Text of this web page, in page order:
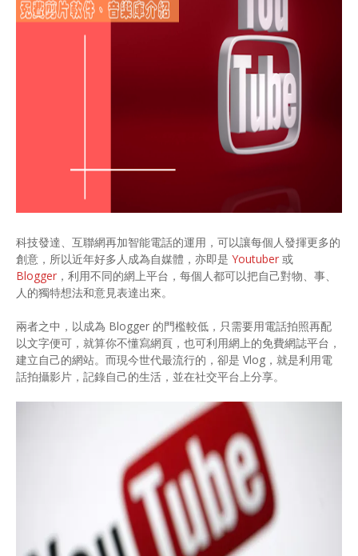
科技發達、互聯網再加智能電話的運用，可以讓每個人發揮更多的
創意，所以近年好多人成為自媒體，亦即是 Youtuber 或
Blogger ，利用不同的網上平台，每個人都可以把自己對物、事、
人的獨特想法和意見表達出來。
兩者之中，以成為 Blogger 的門檻較低，只需要用電話拍照再配
以文字便可，就算你不懂寫網頁，也可利用網上的免費網誌平台，
建立自己的網站。而現今世代最流行的，卻是 Vlog，就是利用電
話拍攝影片，記錄自己的生活，並在社交平台上分享。